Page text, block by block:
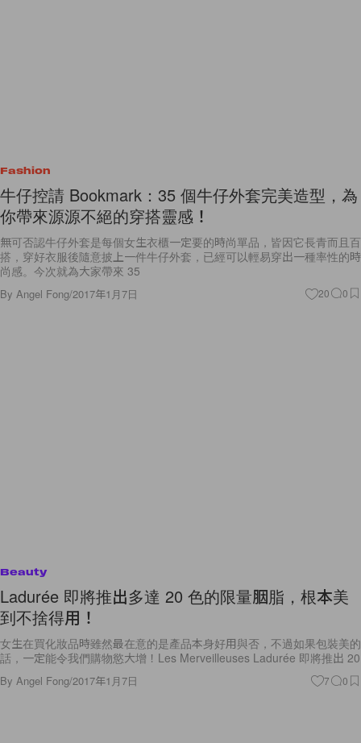
Fashion
牛仔控請 Bookmark：35 個牛仔外套完美造型，為
你帶來源源不絕的穿搭靈感！
無可否認牛仔外套是每個女生衣櫃一定要的時尚單品，皆因它長青而且百
搭，穿好衣服後隨意披上一件牛仔外套，已經可以輕易穿出一種率性的時
尚感。今次就為大家帶來 35
By Angel Fong/2017年1月7日 20 0
Beauty
Ladurée 即將推出多達 20 色的限量胭脂，根本美
到不捨得用！
女生在買化妝品時雖然最在意的是產品本身好用與否，不過如果包裝美的
話，一定能令我們購物慾大增！Les Merveilleuses Ladurée 即將推出 20
By Angel Fong/2017年1月7日 7 0